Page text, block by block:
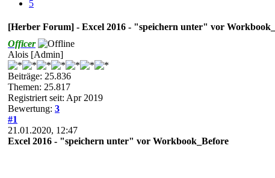
5
[Herber Forum] - Excel 2016 - "speichern unter" vor
Officer
Alois [Admin]
Beiträge: 25.836
Themen: 25.817
Registriert seit: Apr 2019
Bewertung: 3
#1
21.01.2020, 12:47
Excel 2016 - "speichern unter" vor Workbook_Before